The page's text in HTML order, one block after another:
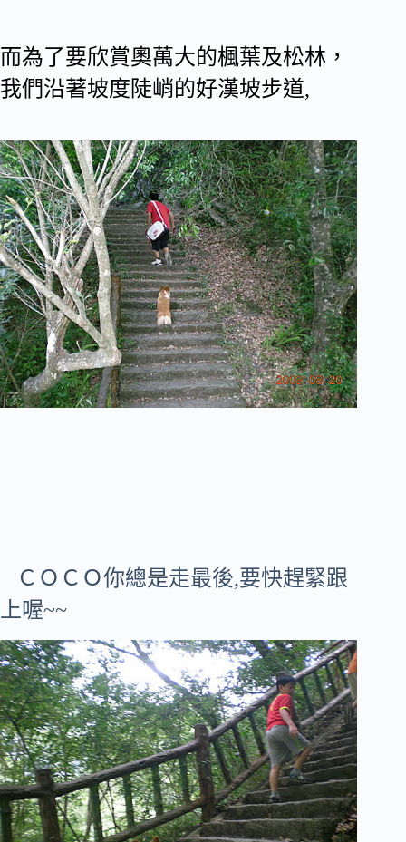
而為了要欣賞奧萬大的楓葉及松林，
我們沿著坡度陡峭的好漢坡步道,
ＣＯＣＯ你總是走最後,要快趕緊跟
上喔~~